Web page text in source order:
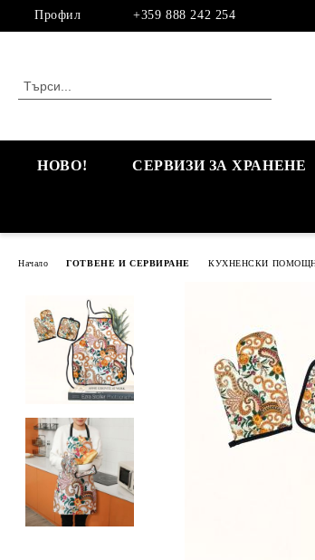
Профил +359 888 242 254
НОВО! СЕРВИЗИ ЗА ХРАНЕНЕ
Начало ГОТВЕНЕ И СЕРВИРАНЕ КУХНЕНСКИ